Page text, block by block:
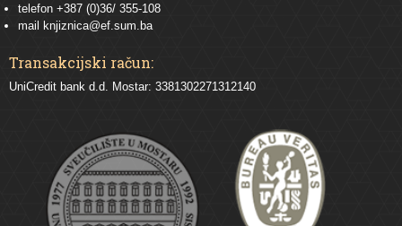
telefon +387 (0)36/ 355-108
mail knjiznica@ef.sum.ba
Transakcijski račun:
UniCredit bank d.d. Mostar: 3381302271312140